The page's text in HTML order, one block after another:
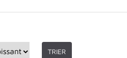
TRIER